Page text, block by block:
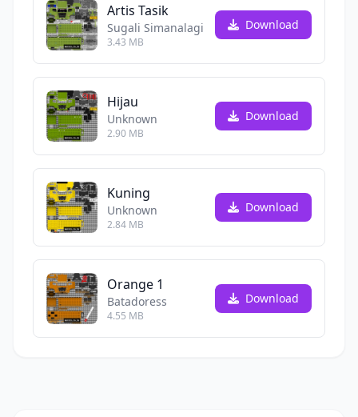
Artis Tasik
Sugali Simanalagi
3.43 MB
Download
Hijau
Unknown
2.90 MB
Download
Kuning
Unknown
2.84 MB
Download
Orange 1
Batadoress
4.55 MB
Download